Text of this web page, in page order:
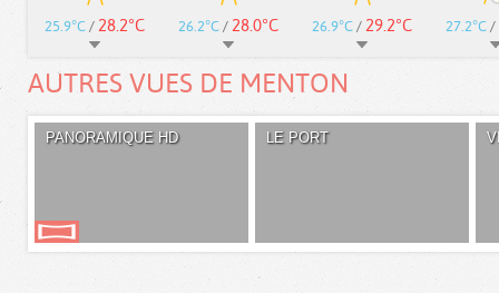
25.9°C / 28.2°C 26.2°C / 28.0°C 26.9°C / 29.2°C 27.2°C /
AUTRES VUES DE MENTON
PANORAMIQUE HD LE PORT